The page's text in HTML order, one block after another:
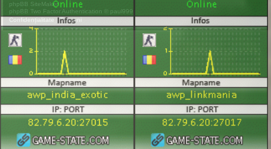
phpBB SiteMaker
phpBB Two Factor Authentication © paul999
Confidențialitate |Termeni